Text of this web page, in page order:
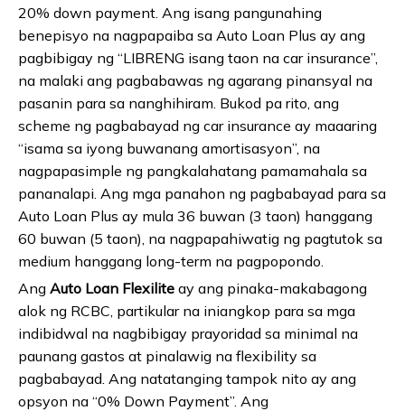
20% down payment. Ang isang pangunahing
benepisyo na nagpapaiba sa Auto Loan Plus ay ang
pagbibigay ng “LIBRENG isang taon na car insurance”,
na malaki ang pagbabawas ng agarang pinansyal na
pasanin para sa nanghihiram. Bukod pa rito, ang
scheme ng pagbabayad ng car insurance ay maaaring
“isama sa iyong buwanang amortisasyon”, na
nagpapasimple ng pangkalahatang pamamahala sa
pananalapi. Ang mga panahon ng pagbabayad para sa
Auto Loan Plus ay mula 36 buwan (3 taon) hanggang
60 buwan (5 taon), na nagpapahiwatig ng pagtutok sa
medium hanggang long-term na pagpopondo.
Ang Auto Loan Flexilite ay ang pinaka-makabagong
alok ng RCBC, partikular na iniangkop para sa mga
indibidwal na nagbibigay prayoridad sa minimal na
paunang gastos at pinalawig na flexibility sa
pagbabayad. Ang natatanging tampok nito ay ang
opsyon na “0% Down Payment”. Ang